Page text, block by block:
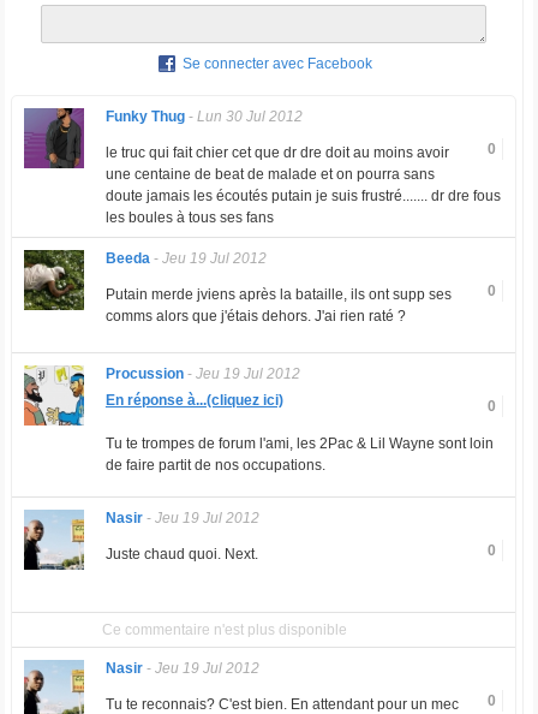
Se connecter avec Facebook
Funky Thug- Lun 30 Jul 2012
0
le truc qui fait chier cet que dr dre doit au moins avoir
une centaine de beat de malade et on pourra sans
doute jamais les écoutés putain je suis frustré....... dr dre fous
les boules à tous ses fans
Beeda- Jeu 19 Jul 2012
0
Putain merde jviens après la bataille, ils ont supp ses
comms alors que j'étais dehors. J'ai rien raté ?
Procussion- Jeu 19 Jul 2012
0
En réponse à...(cliquez ici)
Tu te trompes de forum l'ami, les 2Pac & Lil Wayne sont loin
de faire partit de nos occupations.
Nasir- Jeu 19 Jul 2012
0
Juste chaud quoi. Next.
Ce commentaire n'est plus disponible
Nasir- Jeu 19 Jul 2012
0
Tu te reconnais? C'est bien. En attendant pour un mec